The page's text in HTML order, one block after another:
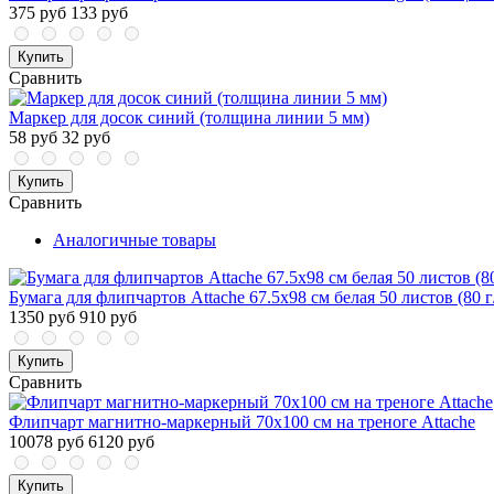
375 руб 133 руб
Купить
Сравнить
Маркер для досок синий (толщина линии 5 мм)
58 руб 32 руб
Купить
Сравнить
Аналогичные товары
Бумага для флипчартов Attache 67.5х98 см белая 50 листов (80
1350 руб 910 руб
Купить
Сравнить
Флипчарт магнитно-маркерный 70х100 см на треноге Attache
10078 руб 6120 руб
Купить